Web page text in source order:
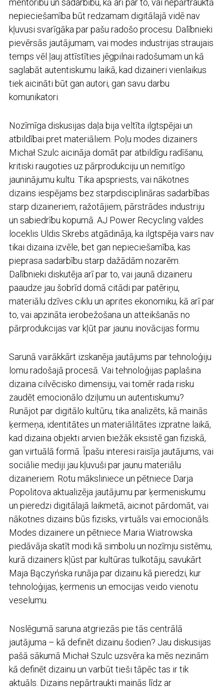
mentorību un sadarbību, kā arī par to, vai nepārtrauktā
nepieciešamība būt redzamam digitālajā vidē nav
kļuvusi svarīgāka par pašu radošo procesu. Dalībnieki
pievērsās jautājumam, vai modes industrijas straujais
temps vēl ļauj attīstīties jēgpilnai radošumam un kā
saglabāt autentiskumu laikā, kad dizaineri vienlaikus
tiek aicināti būt gan autori, gan savu darbu
komunikatori.
Nozīmīga diskusijas daļa bija veltīta ilgtspējai un
atbildībai pret materiāliem. Poļu modes dizainers
Michał Szulc aicināja domāt par atbildīgu radīšanu,
kritiski raugoties uz pārprodukciju un nemitīgo
jauninājumu kultu. Tika apspriests, vai nākotnes
dizains iespējams bez starpdisciplināras sadarbības
starp dizaineriem, ražotājiem, pārstrādes industriju
un sabiedrību kopumā. AJ Power Recycling valdes
loceklis Uldis Skrebs atgādināja, ka ilgtspēja vairs nav
tikai dizaina izvēle, bet gan nepieciešamība, kas
pieprasa sadarbību starp dažādām nozarēm.
Dalībnieki diskutēja arī par to, vai jaunā dizaineru
paaudze jau šobrīd domā citādi par patēriņu,
materiālu dzīves ciklu un aprites ekonomiku, kā arī par
to, vai apzināta ierobežošana un atteikšanās no
pārprodukcijas var kļūt par jaunu inovācijas formu.
Sarunā vairākkārt izskanēja jautājums par tehnoloģiju
lomu radošajā procesā. Vai tehnoloģijas paplašina
dizaina cilvēcisko dimensiju, vai tomēr rada risku
zaudēt emocionālo dziļumu un autentiskumu?
Runājot par digitālo kultūru, tika analizēts, kā mainās
ķermeņa, identitātes un materiālitātes izpratne laikā,
kad dizaina objekti arvien biežāk eksistē gan fiziskā,
gan virtuālā formā. Īpašu interesi raisīja jautājums, vai
sociālie mediji jau kļuvuši par jaunu materiālu
dizaineriem. Rotu māksliniece un pētniece Darja
Popolitova aktualizēja jautājumu par ķermeniskumu
un pieredzi digitālajā laikmetā, aicinot pārdomāt, vai
nākotnes dizains būs fizisks, virtuāls vai emocionāls.
Modes dizainere un pētniece Maria Wiatrowska
piedāvāja skatīt modi kā simbolu un nozīmju sistēmu,
kurā dizainers kļūst par kultūras tulkotāju, savukārt
Maja Bączyńska runāja par dizainu kā pieredzi, kur
tehnoloģijas, ķermenis un emocijas veido vienotu
veselumu.
Noslēgumā saruna atgriezās pie tās centrālā
jautājuma – kā definēt dizainu šodien? Jau diskusijas
pašā sākumā Michał Szulc uzsvēra ka mēs nezinām
kā definēt dizainu un varbūt tieši tāpēc tas ir tik
aktuāls. Dizains nepārtraukti mainās līdz ar